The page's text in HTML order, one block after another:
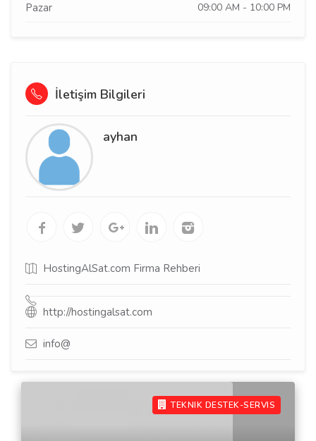
Pazar 09:00 AM - 10:00 PM
İletişim Bilgileri
ayhan
HostingAlSat.com Firma Rehberi
http://hostingalsat.com
info@
TEKNIK DESTEK-SERVIS